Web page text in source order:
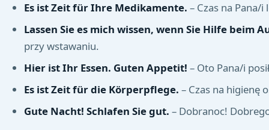
Es ist Zeit für Ihre Medikamente. – Czas na Pana/i
Lassen Sie es mich wissen, wenn Sie Hilfe beim
przy wstawaniu.
Hier ist Ihr Essen. Guten Appetit! – Oto Pana/i
Es ist Zeit für die Körperpflege. – Czas na higienę
Gute Nacht! Schlafen Sie gut. – Dobranoc!